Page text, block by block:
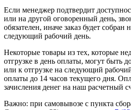
Если менеджер подтвердит
или на другой оговоренный день,
обязателен, иначе заказ будет собран
следующий рабочий день.
Некоторые товары из тех, которые
отгрузке в день оплаты, могут быть
или к отгрузке на следующий
оплаты до 14 часов текущего дня.
зачисления денег на наш расчетный
Важно: при самовывозе с пункта